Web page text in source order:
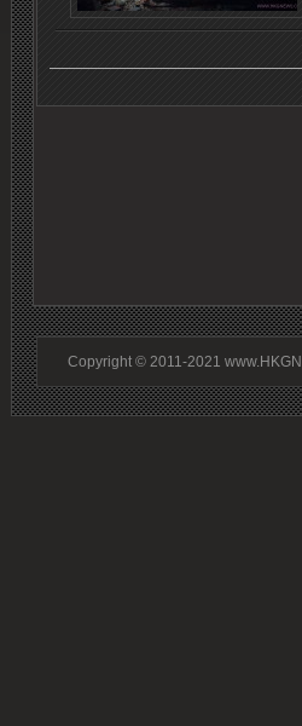
Copyright © 2011-2021